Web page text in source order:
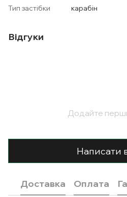
Тип застібки
карабін
Відгуки
Додайте
Написати
Доставка Оплата